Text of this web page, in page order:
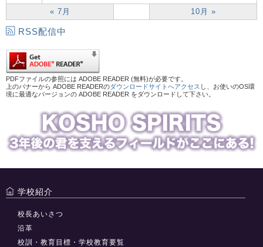
« 7月 10月 »
RSS配信中
PDFファイルの参照には ADOBE READER (無料)が必要です。
上のバナーから ADOBE READERのダウンロードサイトへアクセス し、お使いのOS環
境に最適なバージョンの ADOBE READER をダウンロードして下さい。
学校紹介
校長あいさつ
沿革
校訓・教育目標・学校教育要覧